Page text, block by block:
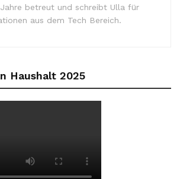
betreut und schreibt Ulla für
aus dem Tech Bereich.
Haushalt 2025